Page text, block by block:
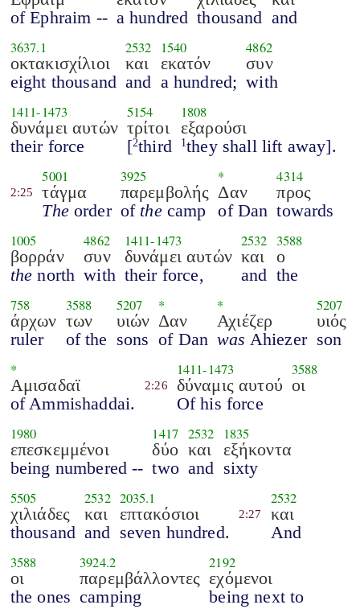
of Ephraim -- a hundred thousand and
3637.1
οκτακισχίλιοι
eight thousand
2532
και
and
1540
εκατόν
a hundred;
4862
συν
with
1411-1473
δυνάμει αυτών
their force
5154
τρίτοι
[2third
1808
εξαρούσι
1they shall lift away].
2:25
5001
τάγμα
Theorder
3925
παρεμβολής
of thecamp
*
Δαν
of Dan
4314
προς
towards
1005
βορράν
the north
4862
συν
with
1411-1473
δυνάμει αυτών
their force,
2532
και
and
3588
ο
the
758
άρχων
ruler
3588
των
of the
5207
υιών
sons
*
Δαν
of Dan
*
Αχιέζερ
was Ahiezer
5207
υιός
son
*
Αμισαδαϊ
of Ammishaddai.
2:26
1411-1473
δύναμις αυτού
Of his force
3588
οι
1980
επεσκεμμένοι
being numbered --
1417
δύο
two
2532
και
and
1835
εξήκοντα
sixty
5505
χιλιάδες
thousand
2532
και
and
2035.1
επτακόσιοι
seven hundred.
2:27
2532
και
And
3588
οι
the ones
3924.2
παρεμβάλλοντες
camping
2192
εχόμενοι
being next to